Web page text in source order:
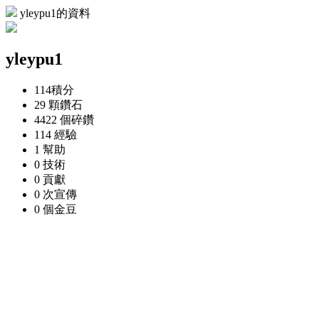
yleypu1的資料
yleypu1
114積分
29 顆鑽石
4422 個碎鑽
114 經驗
1 幫助
0 技術
0 貢獻
0 次宣傳
0 個金豆